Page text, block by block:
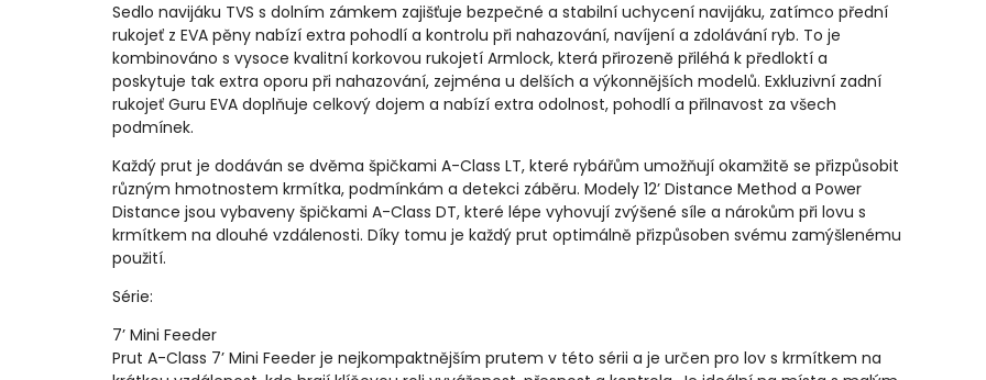
Sedlo navijáku TVS s dolním zámkem zajišťuje bezpečné a stabilní uchycení navijáku, zatímco přední
rukojeť z EVA pěny nabízí extra pohodlí a kontrolu při nahazování, navíjení a zdolávání ryb. To je
kombinováno s vysoce kvalitní korkovou rukojetí Armlock, která přirozeně přiléhá k předloktí a
poskytuje tak extra oporu při nahazování, zejména u delších a výkonnějších modelů. Exkluzivní zadní
rukojeť Guru EVA doplňuje celkový dojem a nabízí extra odolnost, pohodlí a přilnavost za všech
podmínek.
Každý prut je dodáván se dvěma špičkami A-Class LT, které rybářům umožňují okamžitě se přizpůsobit
různým hmotnostem krmítka, podmínkám a detekci záběru. Modely 12’ Distance Method a Power
Distance jsou vybaveny špičkami A-Class DT, které lépe vyhovují zvýšené síle a nárokům při lovu s
krmítkem na dlouhé vzdálenosti. Díky tomu je každý prut optimálně přizpůsoben svému zamýšlenému
použití.
Série:
7’ Mini Feeder
Prut A-Class 7’ Mini Feeder je nejkompaktnějším prutem v této sérii a je určen pro lov s krmítkem na